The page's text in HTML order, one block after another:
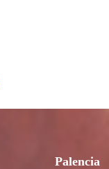
Palencia